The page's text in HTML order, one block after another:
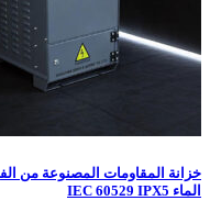
خزانة المقاومات المصنوعة من
الماء IEC 60529 IPX5